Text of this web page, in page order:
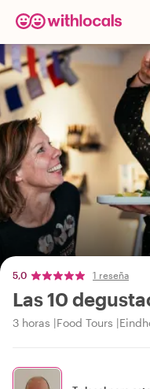
5,0 1 reseña
Las 10
3 horas Food Tours